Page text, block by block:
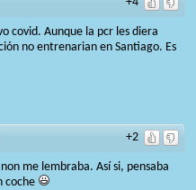
covid. Aunque la pcr les diera
no entrenarian en Santiago. Es
+2
me lembraba. Así si, pensaba
coche